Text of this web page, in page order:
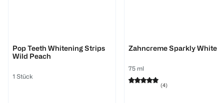
Pop Teeth Whitening Strips
Wild Peach
1 Stück
Zahncreme Sparkly White
75 ml
(4)